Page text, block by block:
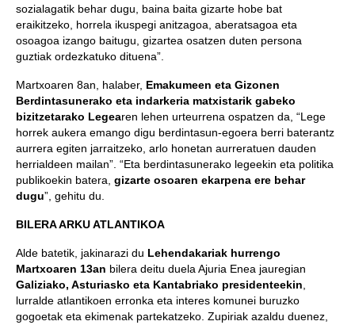
sozialagatik behar dugu, baina baita gizarte hobe bat
eraikitzeko, horrela ikuspegi anitzagoa, aberatsagoa eta
osoagoa izango baitugu, gizartea osatzen duten persona
guztiak ordezkatuko dituena”.
Martxoaren 8an, halaber, Emakumeen eta Gizonen
Berdintasunerako eta indarkeria matxistarik gabeko
bizitzetarako Legearen lehen urteurrena ospatzen da, “Lege
horrek aukera emango digu berdintasun-egoera berri baterantz
aurrera egiten jarraitzeko, arlo honetan aurreratuen dauden
herrialdeen mailan”. “Eta berdintasunerako legeekin eta politika
publikoekin batera, gizarte osoaren ekarpena ere behar
dugu”, gehitu du.
BILERA ARKU ATLANTIKOA
Alde batetik, jakinarazi du Lehendakariak hurrengo
Martxoaren 13an bilera deitu duela Ajuria Enea jauregian
Galiziako, Asturiasko eta Kantabriako presidenteekin
lurralde atlantikoen erronka eta interes komunei buruzko
gogoetak eta ekimenak partekatzeko. Zupiriak azaldu duenez,